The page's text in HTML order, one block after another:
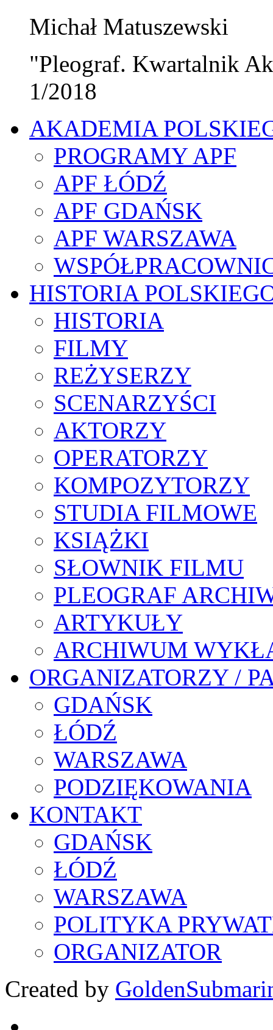
Michał Matuszewski
"Pleograf. Kwartalnik
1/2018
AKADEMIA
PROGRAMY APF
APF ŁÓDŹ
APF GDAŃSK
APF WARSZAWA
HISTORIA
HISTORIA
FILMY
REŻYSERZY
SCENARZYŚCI
AKTORZY
OPERATORZY
KOMPOZYTORZY
STUDIA FILMOWE
KSIĄŻKI
SŁOWNIK FILMU
PLEOGRAF
ARTYKUŁY
ARCHIWUM
ORGANIZATORZY /
GDAŃSK
ŁÓDŹ
WARSZAWA
PODZIĘKOWANIA
KONTAKT
GDAŃSK
ŁÓDŹ
WARSZAWA
POLITYKA
ORGANIZATOR
Created by